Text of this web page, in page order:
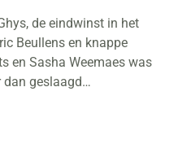
de eindwinst in het
Beullens en knappe
en Sasha Weemaes was
dan geslaagd…